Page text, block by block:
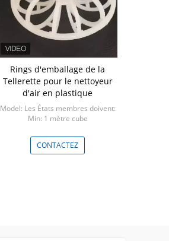
Rings d'emballage de la
Tellerette pour le nettoyeur
d'air en plastique
Model: Les États membres doivent:
Min: 1 mètre cube
CONTACTEZ